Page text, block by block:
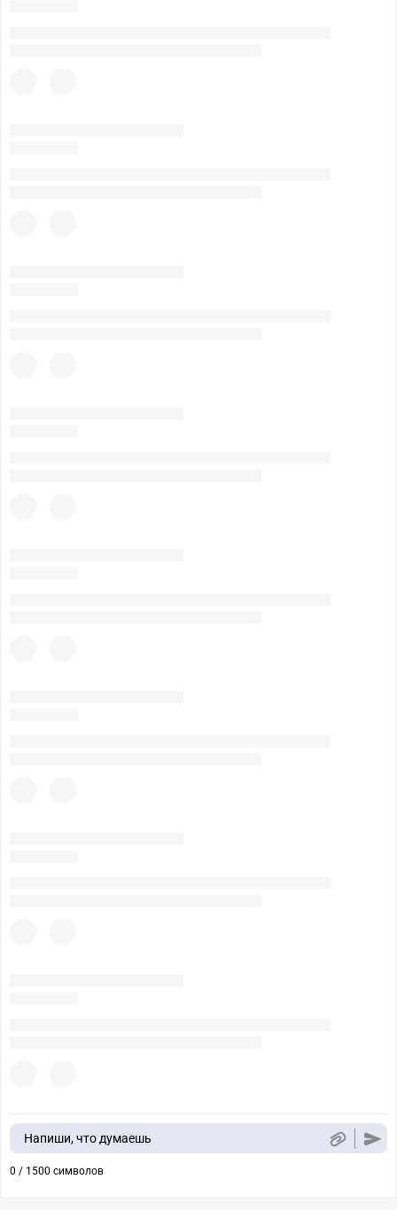
Напиши, что думаешь
0 / 1500 символов